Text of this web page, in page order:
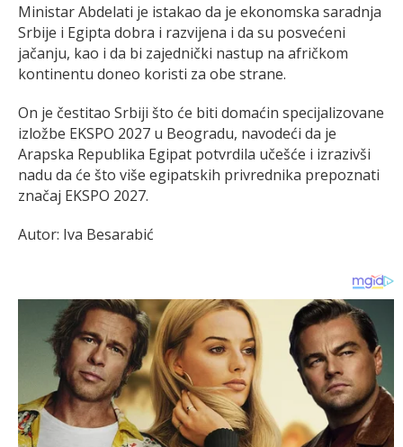
Ministar Abdelati je istakao da je ekonomska saradnja
Srbije i Egipta dobra i razvijena i da su posvećeni
jačanju, kao i da bi zajednički nastup na afričkom
kontinentu doneo koristi za obe strane.
On je čestitao Srbiji što će biti domaćin specijalizovane
izložbe EKSPO 2027 u Beogradu, navodeći da je
Arapska Republika Egipat potvrdila učešće i izrazivši
nadu da će što više egipatskih privrednika prepoznati
značaj EKSPO 2027.
Autor: Iva Besarabić